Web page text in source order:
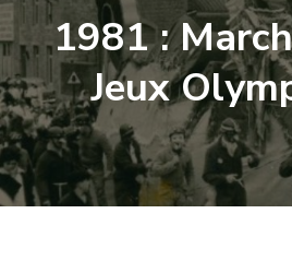
1981 :
Jeux